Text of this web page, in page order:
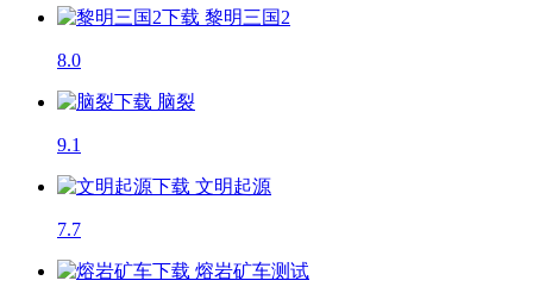
黎明三国2
8.0
脑裂
9.1
文明起源
7.7
熔岩矿车测试